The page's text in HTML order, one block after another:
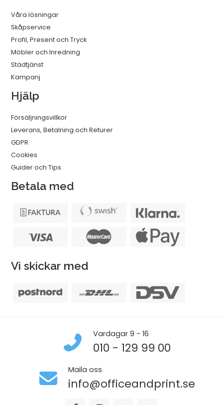
Våra lösningar
Skåpservice
Profil, Present och Tryck
Möbler och Inredning
Städtjänst
Kampanj
Hjälp
Försäljningsvillkor
Leverans, Betalning och Returer
GDPR
Cookies
Guider och Tips
Betala med
Vi skickar med
Vardagar 9 - 16
010 - 129 99 00
Maila oss
info@officeandprint.se